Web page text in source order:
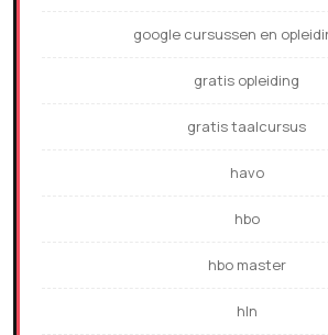
google cursussen en
gratis opleiding
gratis taalcursus
havo
hbo
hbo master
hln